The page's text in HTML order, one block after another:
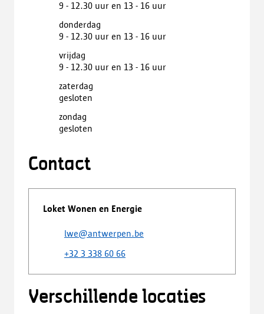
9 - 12.30 uur en 13 - 16 uur
donderdag
9 - 12.30 uur en 13 - 16 uur
vrijdag
9 - 12.30 uur en 13 - 16 uur
zaterdag
gesloten
zondag
gesloten
Contact
Loket Wonen en Energie
lwe@antwerpen.be
+32 3 338 60 66
Verschillende locaties